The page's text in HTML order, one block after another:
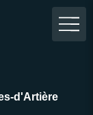
d'Artière